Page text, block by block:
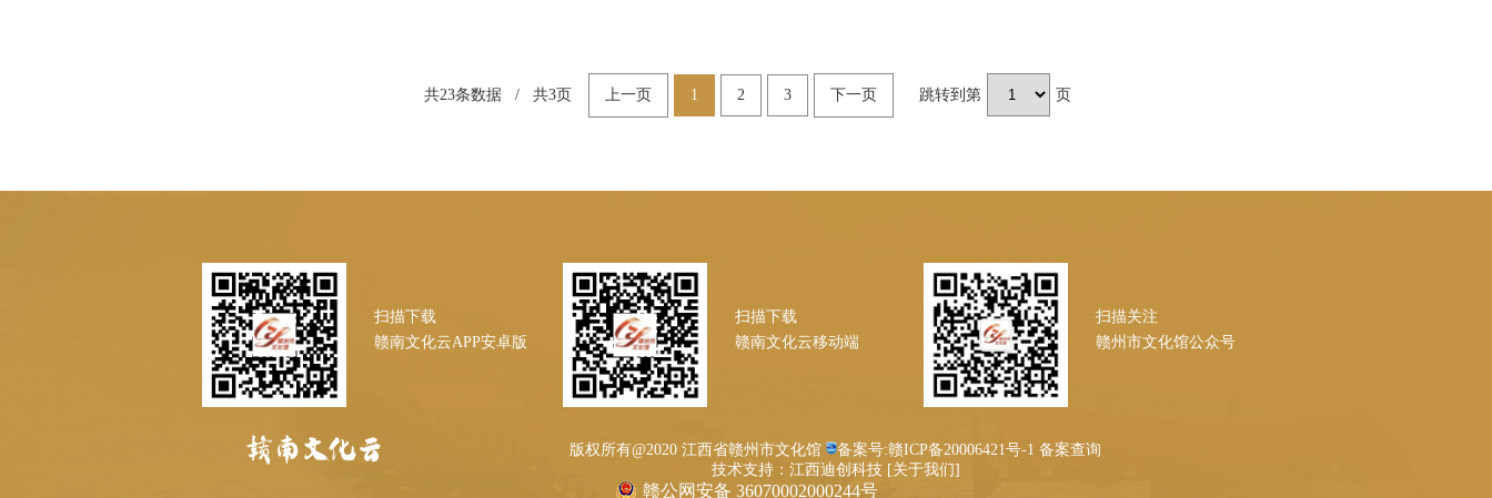
共23条数据 / 共3页 上一页 1 2 3 下一页 跳转到第 页
扫描下载
赣南文化云APP安卓版
扫描下载
赣南文化云移动端
扫描关注
赣州市文化馆公众号
版权所有@2020 江西省赣州市文化馆
备案号:赣ICP备20006421号-1 备案查询
技术支持：江西迪创科技 [关于我们]
赣公网安备 36070002000244号